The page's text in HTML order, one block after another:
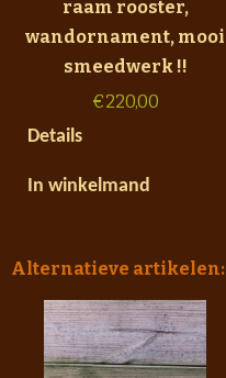
raam rooster,
wandornament, mooi
smeedwerk !!
€220,00
Details
In winkelmand
Alternatieve artikelen: